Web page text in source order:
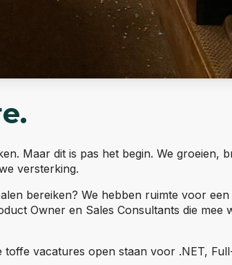
Maar dit is pas het begin. We groeien,
versterking.
bereiken? We hebben ruimte voor een
Owner en Sales Consultants die mee
toffe vacatures open staan voor .NET,